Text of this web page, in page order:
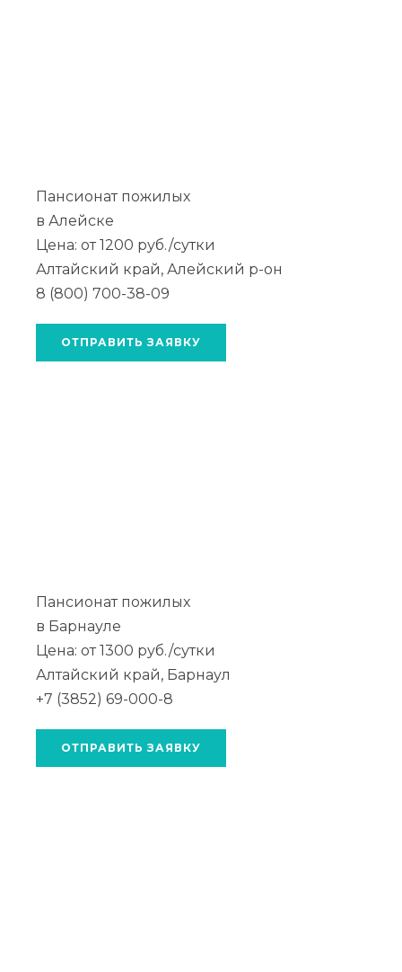
Пансионат пожилых
в Алейске
Цена: от 1200 руб./сутки
Алтайский край, Алейский р-он
8 (800) 700-38-09
ОТПРАВИТЬ ЗАЯВКУ
Пансионат пожилых
в Барнауле
Цена: от 1300 руб./сутки
Алтайский край, Барнаул
+7 (3852) 69-000-8
ОТПРАВИТЬ ЗАЯВКУ